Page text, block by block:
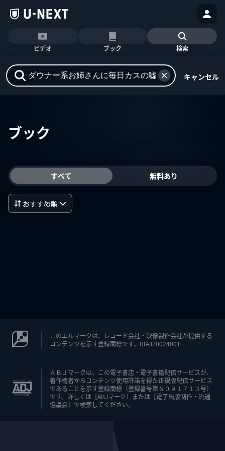
ビデオ ブック 検索
キャンセル
ブック
すべて 無料あり
おすすめ順
このエルマークは、レコード会社・映像製作会社が提供する
コンテンツを示す登録商標です。RIAJ70024001
ＡＢＪマークは、この電子書店・電子書籍配信サービスが、
著作権者からコンテンツ使用許諾を得た正規版配信サービス
であることを示す登録商標（登録番号第６０９１７１３号）
です。詳しくは［ABJマーク］または［電子出版制作・流通
協議会］で検索してください。